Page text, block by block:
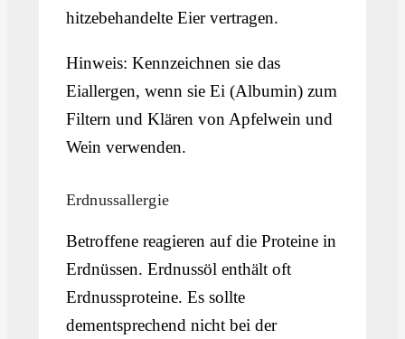
hitzebehandelte Eier vertragen.
Hinweis: Kennzeichnen sie das
Eiallergen, wenn sie Ei (Albumin) zum
Filtern und Klären von Apfelwein und
Wein verwenden.
Erdnussallergie
Betroffene reagieren auf die Proteine in
Erdnüssen. Erdnussöl enthält oft
Erdnussproteine. Es sollte
dementsprechend nicht bei der